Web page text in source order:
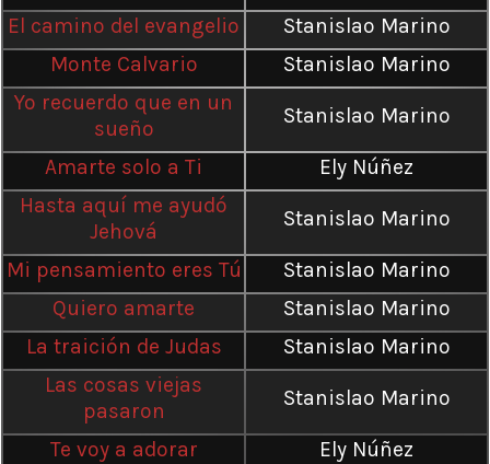
El camino del evangelio
Stanislao Marino
Monte Calvario
Stanislao Marino
Yo recuerdo que en un
sueño
Stanislao Marino
Amarte solo a Ti
Ely Núñez
Hasta aquí me ayudó
Jehová
Stanislao Marino
Mi pensamiento eres Tú
Stanislao Marino
Quiero amarte
Stanislao Marino
La traición de Judas
Stanislao Marino
Las cosas viejas
pasaron
Stanislao Marino
Te voy a adorar
Ely Núñez